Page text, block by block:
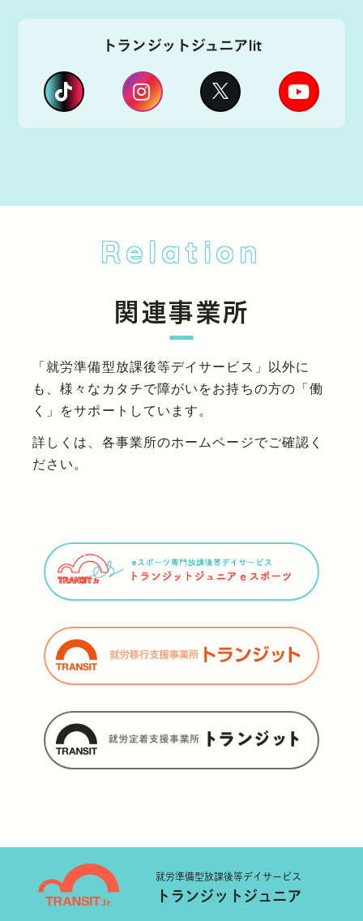
トランジットジュニアlit
Relation
関連事業所
「就労準備型放課後等デイサービス」以外に
も、様々なカタチで障がいをお持ちの方の「働
く」をサポートしています。
詳しくは、各事業所のホームページでご確認く
ださい。
就労準備型放課後等デイサービス
トランジットジュニア